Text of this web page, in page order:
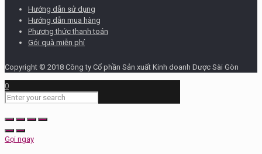
Hướng dẫn sử dụng
Hướng dẫn mua hàng
Phương thức thanh toán
Gói quà miễn phí
Copyright © 2018 Công ty Cổ phần Sản xuất Kinh doanh Dược Sài Gòn
0
Gọi ngay